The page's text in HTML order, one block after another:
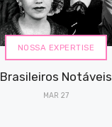
NOSSA EXPERTISE
Brasileiros Notáveis
MAR 27